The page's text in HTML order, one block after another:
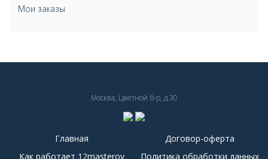
Мои заказы
Москва, Цветной б-р, д.30
Главная
Договор-оферта
Как работает 12masterov
Политика обработки данных